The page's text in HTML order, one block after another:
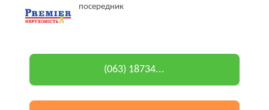
посередник
(063) 18734...